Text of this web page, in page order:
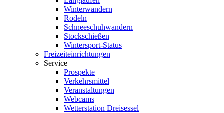
Winterwandern
Rodeln
Schneeschuhwandern
Stockschießen
Wintersport-Status
Freizeit­einrichtungen
Service
Prospekte
Verkehrsmittel
Veranstaltungen
Webcams
Wetterstation Dreisessel